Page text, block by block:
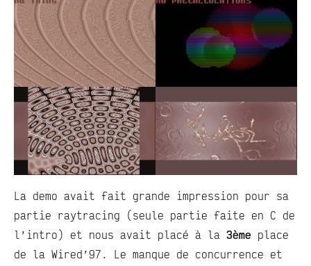
La demo avait fait grande impression pour sa
partie raytracing (seule partie faite en C de
l’intro) et nous avait placé à la 3ème place
de la Wired’97. Le manque de concurrence et